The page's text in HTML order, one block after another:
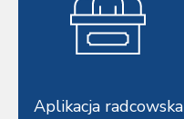
Aplikacja radcowska